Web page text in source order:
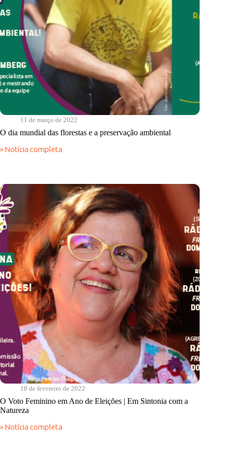
11 de março de 2022
O dia mundial das florestas e a preservação ambiental
» Notícia completa
O
florestas
e
a
preservação
ambiental
18 de fevereiro de 2022
O Voto Feminino em Ano de Eleições | Em Sintonia com a
Natureza
» Notícia completa
O